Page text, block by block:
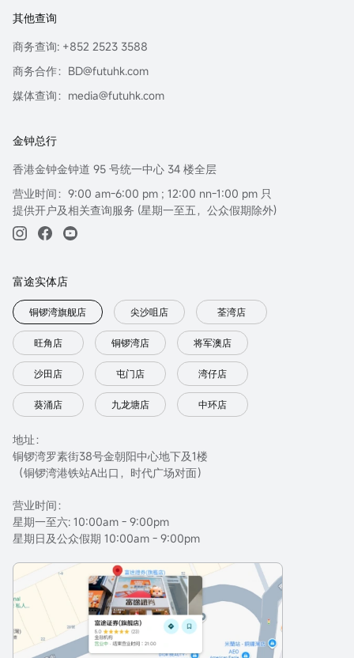
其他查询
商务查询: +852 2523 3588
商务合作：BD@futuhk.com
媒体查询：media@futuhk.com
金钟总行
香港金钟金钟道 95 号统一中心 34 楼全层
营业时间：9:00 am-6:00 pm ; 12:00 nn-1:00 pm 只
提供开户及相关查询服务 (星期一至五，公众假期除外)
富途实体店
铜锣湾旗舰店 尖沙咀店 荃湾店
旺角店 铜锣湾店 将军澳店
沙田店 屯门店 湾仔店
葵涌店 九龙塘店 中环店
地址：
铜锣湾罗素街38号金朝阳中心地下及1楼
（铜锣湾港铁站A出口，时代广场对面）
营业时间：
星期一至六: 10:00am - 9:00pm
星期日及公众假期 10:00am - 9:00pm